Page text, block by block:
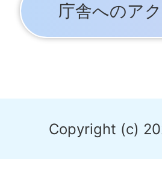
庁舎へのア
Copyright (c)